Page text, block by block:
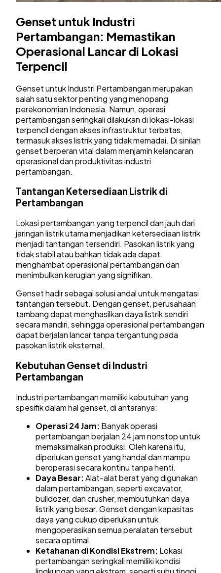
Genset untuk Industri
Pertambangan: Memastikan
Operasional Lancar di Lokasi
Terpencil
Genset untuk Industri Pertambangan merupakan
salah satu sektor penting yang menopang
perekonomian Indonesia. Namun, operasi
pertambangan seringkali dilakukan di lokasi-lokasi
terpencil dengan akses infrastruktur terbatas,
termasuk akses listrik yang tidak memadai. Di sinilah
genset berperan vital dalam menjamin kelancaran
operasional dan produktivitas industri
pertambangan.
Tantangan Ketersediaan Listrik di
Pertambangan
Lokasi pertambangan yang terpencil dan jauh dari
jaringan listrik utama menjadikan ketersediaan listrik
menjadi tantangan tersendiri. Pasokan listrik yang
tidak stabil atau bahkan tidak ada dapat
menghambat operasional pertambangan dan
menimbulkan kerugian yang signifikan.
Genset hadir sebagai solusi andal untuk mengatasi
tantangan tersebut. Dengan genset, perusahaan
tambang dapat menghasilkan daya listrik sendiri
secara mandiri, sehingga operasional pertambangan
dapat berjalan lancar tanpa tergantung pada
pasokan listrik eksternal.
Kebutuhan Genset di Industri
Pertambangan
Industri pertambangan memiliki kebutuhan yang
spesifik dalam hal genset, di antaranya:
Operasi 24 Jam: Banyak operasi
pertambangan berjalan 24 jam nonstop untuk
memaksimalkan produksi. Oleh karena itu,
diperlukan genset yang handal dan mampu
beroperasi secara kontinu tanpa henti.
Daya Besar:Alat-alat berat yang digunakan
dalam pertambangan, seperti excavator,
bulldozer, dan crusher, membutuhkan daya
listrik yang besar. Genset dengan kapasitas
daya yang cukup diperlukan untuk
mengoperasikan semua peralatan tersebut
secara optimal.
Ketahanan di Kondisi Ekstrem: Lokasi
pertambangan seringkali memiliki kondisi